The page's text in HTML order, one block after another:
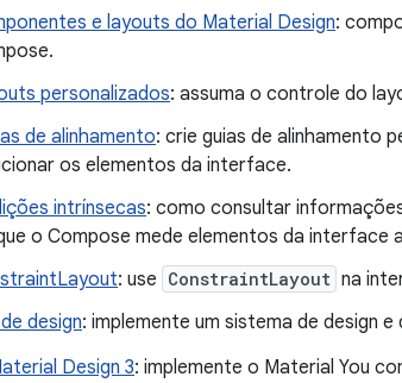
e layouts do Material Design:
personalizados: assuma o controle do
de alinhamento: crie guias de alinhamento
os elementos da interface.
intrínsecas: como consultar
o Compose mede elementos da interface
: use ConstraintLayout na
design: implemente um sistema de design
Design 3: implemente o Material You